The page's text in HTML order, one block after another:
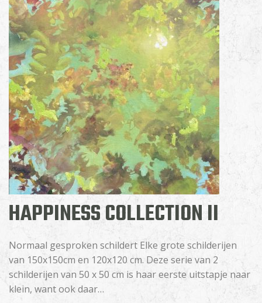
HAPPINESS COLLECTION II
Normaal gesproken schildert Elke grote schilderijen
van 150x150cm en 120x120 cm. Deze serie van 2
schilderijen van 50 x 50 cm is haar eerste uitstapje naar
klein, want ook daar…